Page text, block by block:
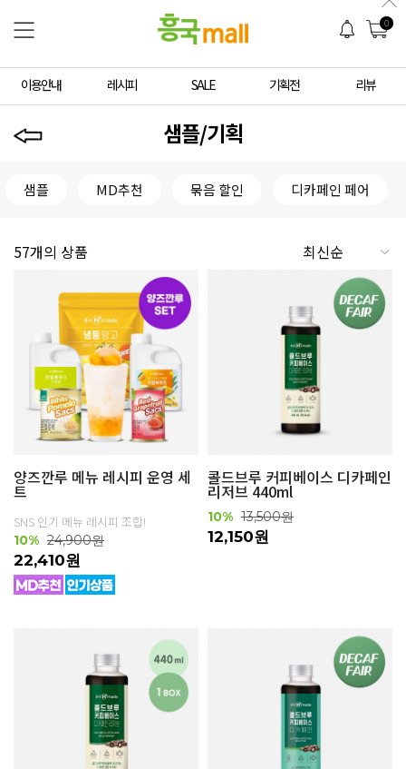
0
이용안내 레시피 SALE 기획전 리뷰
샘플/기획
샘플 MD추천 묶음 할인 디카페인 페어
57개의 상품
양즈깐루 메뉴 레시피 운영 세
트
SNS 인기 메뉴 레시피 조합!
10% 24,900원
22,410원
콜드브루 커피베이스 디카페인
리저브 440ml
10% 13,500원
12,150원